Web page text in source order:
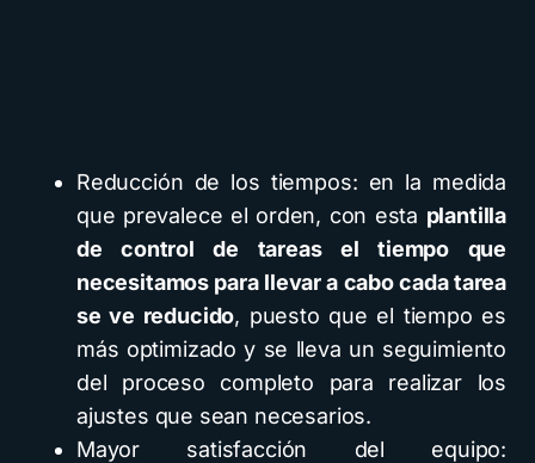
Reducción de los tiempos: en la medida
que prevalece el orden, con esta plantilla
de control de tareas el tiempo que
necesitamos para llevar a cabo cada tarea
se ve reducido, puesto que el tiempo es
más optimizado y se lleva un seguimiento
del proceso completo para realizar los
ajustes que sean necesarios.
Mayor satisfacción del equipo: